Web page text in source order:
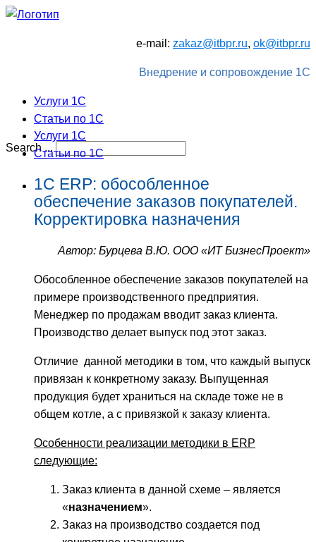
e-mail: zakaz@itbpr.ru, ok@itbpr.ru
Внедрение и сопровождение 1С
Услуги 1C
Статьи по 1С
Search ...
Услуги 1C
Статьи по 1С
1С ERP: обособленное
обеспечение заказов покупателей.
Корректировка назначения
Автор: Бурцева В.Ю. ООО «ИТ БизнесПроект»
Обособленное обеспечение заказов покупателей на
примере производственного предприятия.
Менеджер по продажам вводит заказ клиента.
Производство делает выпуск под этот заказ.
Отличие данной методики в том, что каждый выпуск
привязан к конкретному заказу. Выпущенная
продукция будет храниться на складе тоже не в
общем котле, а с привязкой к заказу клиента.
Особенности реализации методики в ERP
следующие:
Заказ клиента в данной схеме – является
«назначением».
Заказ на производство создается под